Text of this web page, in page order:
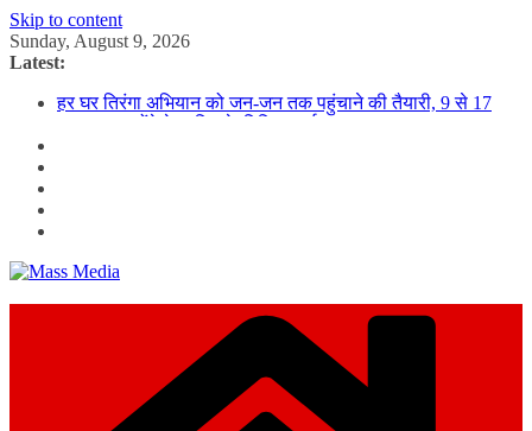
Skip to content
Sunday, August 9, 2026
Latest:
हर घर तिरंगा अभियान को जन-जन तक पहुंचाने की तैयारी, 9 से 17